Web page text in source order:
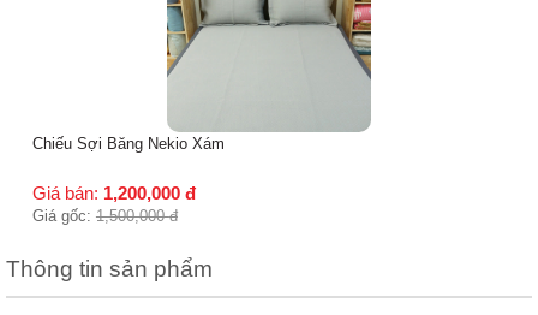
Giá gốc: 1,500,000 đ
Thông tin sản phẩm